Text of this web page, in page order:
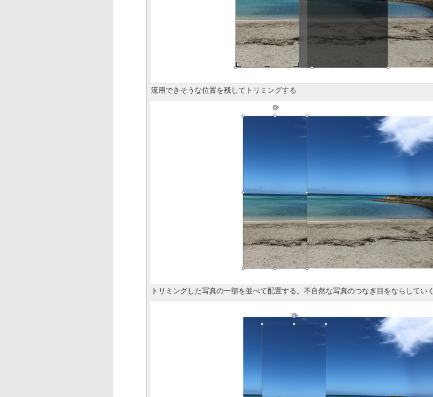
流用できそうな位置を残してトリミングする
トリミングした写真の一部を並べて配置する。不自然な写真のつなぎ目をならしていく